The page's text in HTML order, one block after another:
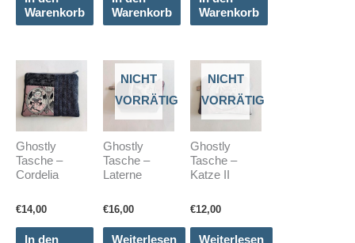
Warenkorb
Warenkorb
Warenkorb
Ghostly
Tasche –
Cordelia
€14,00
In den
NICHT
VORRÄTIG
Ghostly
Tasche –
Laterne
€16,00
Weiterlesen
NICHT
VORRÄTIG
Ghostly
Tasche –
Katze II
€12,00
Weiterlesen